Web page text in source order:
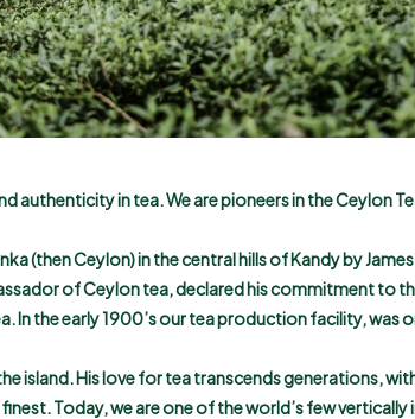
authenticity in tea. We are pioneers in the Ceylon
(then Ceylon) in the central hills of Kandy by
of Ceylon tea, declared his commitment to
the early 1900’s our tea production facility, was
island. His love for tea transcends generations,
Today, we are one of the world’s few